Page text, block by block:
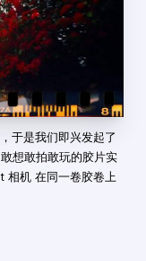
于是我们即兴发起了
想敢拍敢玩的胶片实
相机 在同一卷胶卷上